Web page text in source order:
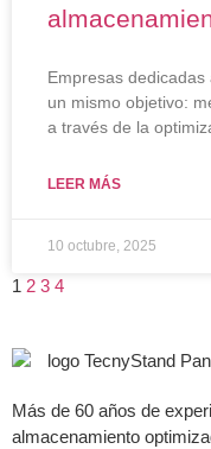
Empresas
un mismo objetivo:
a través de la
LEER MÁS
10 octubre, 2025
1 2 3 4
Más de 60 años de
almacenamiento